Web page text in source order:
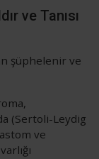
ve Tanısı
şüphelenir ve
(Sertoli-Leydig
ve